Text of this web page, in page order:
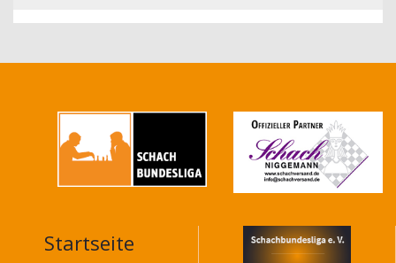
MAIN
Startseite